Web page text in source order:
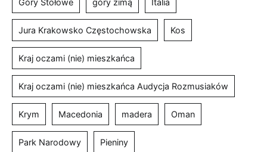
Góry Stołowe góry zimą Italia
Jura Krakowsko Częstochowska Kos
Kraj oczami (nie) mieszkańca
Kraj oczami (nie) mieszkańca Audycja Rozmusiaków
Krym Macedonia madera Oman
Park Narodowy Pieniny